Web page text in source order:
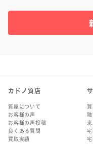
カドノ質店
質屋について
お客様の声
お客様の声投稿
良くある質問
買取実績
融
来
宅
宅